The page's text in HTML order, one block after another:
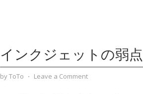
インクジェットの弱
byToTo ⋅ Leave a Comment